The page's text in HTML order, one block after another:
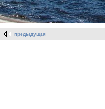
предыдущая